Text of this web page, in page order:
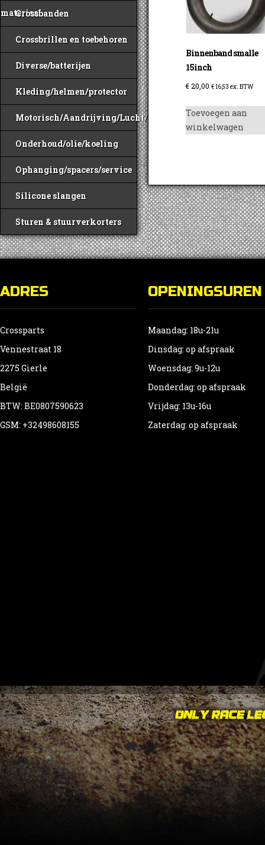
materiaal
Crossbanden
Crossbrillen en toebehoren
Diverse/batterijen
Kleding/helmen/protector
Motorisch/Aandrijving/Lucht/Benzine
Onderhoud/olie/koeling
Ophanging/spacers/service
Silicone slangen
Sturen & stuurverkorters
Binnenband smalle
15inch
€20,00 € 16,53 ex. BTW
Toevoegen aan
winkelwagen
ADRES
Crossparts
Vennestraat 18
2275 Gierle
België
BTW: BE0807590623
GSM: +32498608155
OPENINGSUREN
Maandag: 18u-21u
Dinsdag: op afspraak
Woensdag: 9u-12u
Donderdag: op afspraak
Vrijdag: 13u-16u
Zaterdag: op afspraak